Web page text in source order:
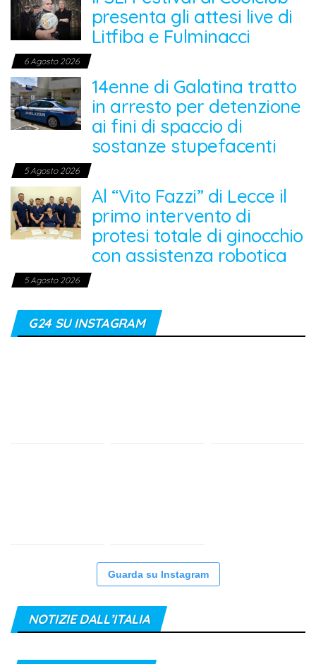
presenta gli attesi live di
Litfiba e Fulminacci
6 Agosto 2026
14enne di Galatina tratto
in arresto per detenzione
ai fini di spaccio di
sostanze stupefacenti
5 Agosto 2026
Al “Vito Fazzi” di Lecce il
primo intervento di
protesi totale di ginocchio
con assistenza robotica
5 Agosto 2026
G24 SU INSTAGRAM
Guarda su Instagram
NOTIZIE DALL’ITALIA